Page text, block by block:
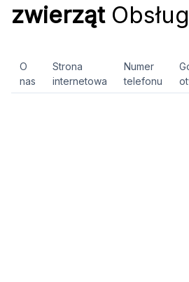
zwierząt
O
nas
Strona
internetowa
Numer
telefonu